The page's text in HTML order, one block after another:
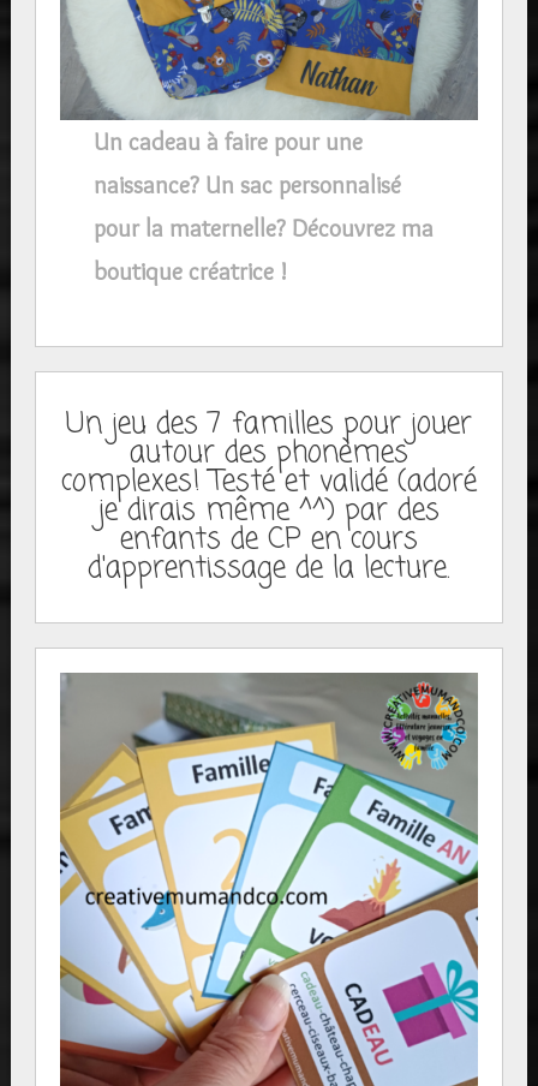
Un cadeau à faire pour une
naissance? Un sac personnalisé
pour la maternelle? Découvrez ma
boutique créatrice !
Un jeu des 7 familles pour jouer
autour des phonèmes
complexes! Testé et validé (adoré
je dirais même ^^) par des
enfants de CP en cours
d'apprentissage de la lecture.